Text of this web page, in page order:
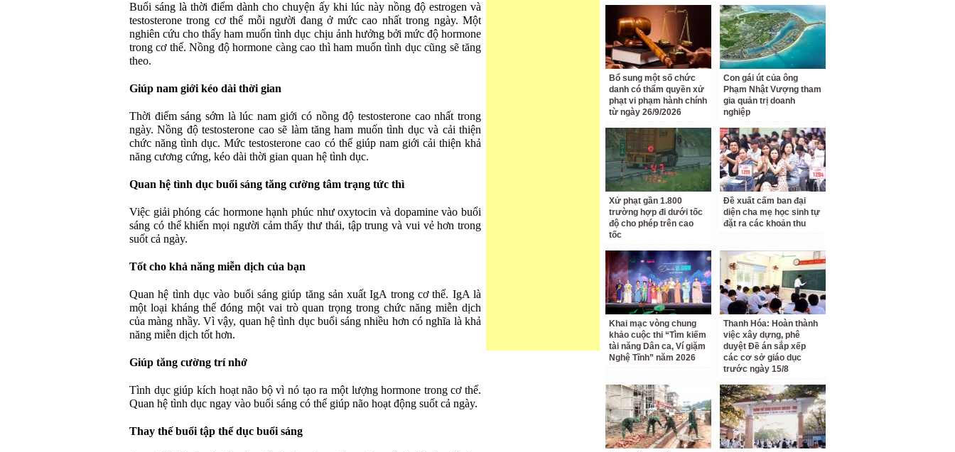
Buổi sáng là thời điểm dành cho chuyện ấy khi lúc này nồng độ estrogen và
testosterone trong cơ thể mỗi người đang ở mức cao nhất trong ngày. Một
nghiên cứu cho thấy ham muốn tình dục chịu ảnh hưởng bởi mức độ hormone
trong cơ thể. Nồng độ hormone càng cao thì ham muốn tình dục cũng sẽ tăng
theo.
Giúp nam giới kéo dài thời gian
Thời điểm sáng sớm là lúc nam giới có nồng độ testosterone cao nhất trong
ngày. Nồng độ testosterone cao sẽ làm tăng ham muốn tình dục và cải thiện
chức năng tình dục. Mức testosterone cao có thể giúp nam giới cải thiện khả
năng cương cứng, kéo dài thời gian quan hệ tình dục.
Quan hệ tình dục buổi sáng tăng cường tâm trạng tức thì
Việc giải phóng các hormone hạnh phúc như oxytocin và dopamine vào buổi
sáng có thể khiến mọi người cảm thấy thư thái, tập trung và vui vẻ hơn trong
suốt cả ngày.
Tốt cho khả năng miễn dịch của bạn
Quan hệ tình dục vào buổi sáng giúp tăng sản xuất IgA trong cơ thể. IgA là
một loại kháng thể đóng một vai trò quan trọng trong chức năng miễn dịch
của màng nhầy. Vì vậy, quan hệ tình dục buổi sáng nhiều hơn có nghĩa là khả
năng miễn dịch tốt hơn.
Giúp tăng cường trí nhớ
Tình dục giúp kích hoạt não bộ vì nó tạo ra một lượng hormone trong cơ thể.
Quan hệ tình dục ngay vào buổi sáng có thể giúp não hoạt động suốt cả ngày.
Thay thế buổi tập thể dục buổi sáng
Bổ sung một số chức
danh có thẩm quyền xử
phạt vi phạm hành chính
từ ngày 26/9/2026
Con gái út của ông
Phạm Nhật Vượng tham
gia quản trị doanh
nghiệp
Xử phạt gần 1.800
trường hợp đi dưới tốc
độ cho phép trên cao
tốc
Đề xuất cấm ban đại
diện cha mẹ học sinh tự
đặt ra các khoản thu
Khai mạc vòng chung
khảo cuộc thi “Tìm kiếm
tài năng Dân ca, Ví giặm
Nghệ Tĩnh” năm 2026
Thanh Hóa: Hoàn thành
việc xây dựng, phê
duyệt Đề án sắp xếp
các cơ sở giáo dục
trước ngày 15/8